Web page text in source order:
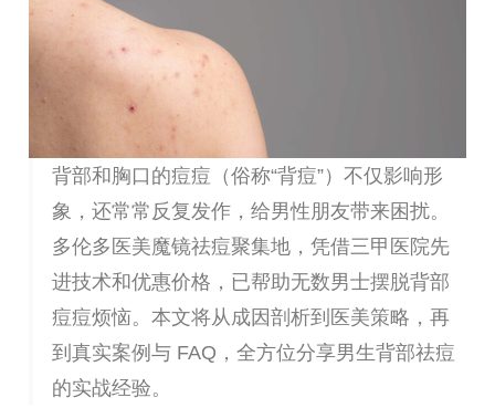
背部和胸口的痘痘（俗称“背痘”）不仅影响形
象，还常常反复发作，给男性朋友带来困扰。
多伦多医美魔镜祛痘聚集地，凭借三甲医院先
进技术和优惠价格，已帮助无数男士摆脱背部
痘痘烦恼。本文将从成因剖析到医美策略，再
到真实案例与 FAQ，全方位分享男生背部祛痘
的实战经验。